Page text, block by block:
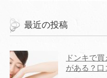
最近の投稿
ドンキで
がある？口